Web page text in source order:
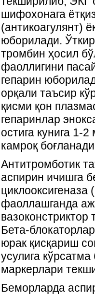
шифохонага
(антикоагулянт)
юборилади.
тромбин ҳосил
фаоллигини
гепарин
орқали таъсир
қисми қон
гепаринлар
остига кунига 1-
камроқ
Антитромботик
аспирин ичишга
фаоллашганда
Бета-
юрак қисқариш
усулига
маркерлари
Беморларда